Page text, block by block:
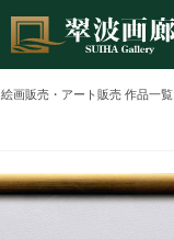
絵画販売・アート販売 作品一覧